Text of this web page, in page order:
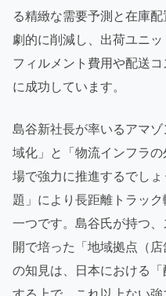
る精緻な需要予測と在庫
劇的に削減し、出荷ユニ
フィルメント費用や配送
に成功しています。
島谷新社長が率いるアマ
域化」と「物流インフラ
場で強力に推進するでし
題」により長距離トラッ
一つです。島谷氏が持つ
開で培った「地域拠点（
の知見は、日本における